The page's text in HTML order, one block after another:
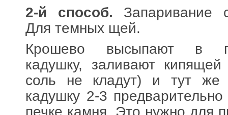
2-й способ. Запаривание
Для темных щей.
Крошево высыпают в
кадушку, заливают
соль не кладут) и тут же
кадушку 2-3
печке камня. Это нужно для